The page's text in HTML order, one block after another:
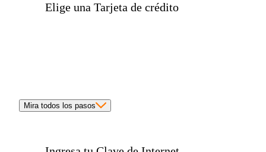
Elige una Tarjeta de crédito
Mira todos los pasos